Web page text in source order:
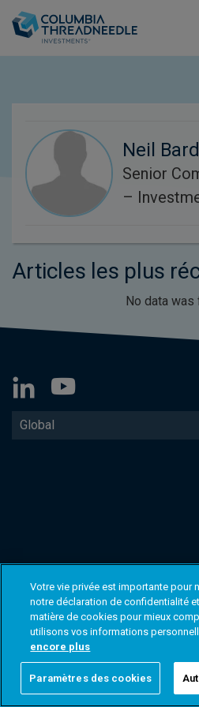
Neil
Senior
–
Articles les plus
No data was
Global
Votre vie privée est importante pour
notre déclaration de confidentialité
matière de cookies pour mieux
utilisons vos informations
encore plus
Paramètres des cookies